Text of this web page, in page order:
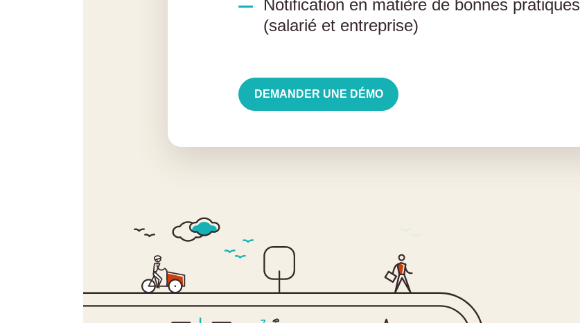
Notification en matière de bonnes pratiques
(salarié et entreprise)
DEMANDER UNE DÉMO